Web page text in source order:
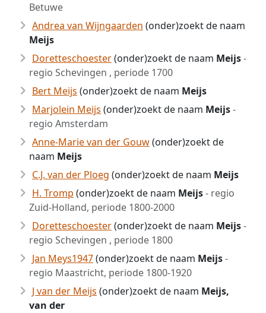
Betuwe
Andrea van Wijngaarden (onder)zoekt de naam
Meijs
Doretteschoester(onder)zoekt de naam Meijs-
regio Schevingen , periode 1700
Bert Meijs (onder)zoekt de naam Meijs
Marjolein Meijs (onder)zoekt de naam Meijs-
regio Amsterdam
Anne-Marie van der Gouw(onder)zoekt de
naam Meijs
C.J. van der Ploeg (onder)zoekt de naam Meijs
H. Tromp (onder)zoekt de naam Meijs- regio
Zuid-Holland, periode 1800-2000
Doretteschoester(onder)zoekt de naam Meijs-
regio Schevingen , periode 1800
Jan Meys1947(onder)zoekt de naam Meijs-
regio Maastricht, periode 1800-1920
J van der Meijs (onder)zoekt de naam Meijs,
van der